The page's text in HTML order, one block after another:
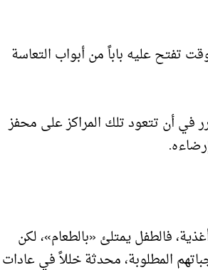
تفتح عليه باباً من أبواب التعاسة
في أن تتعود تلك المراكز على محفز
فالطفل يمتلئ «بالطعام»، لكن
المطلوبة، محدثة خللاً في عادات